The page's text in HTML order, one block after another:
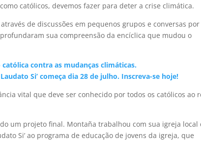
católicos, devemos fazer para deter a crise climática.
de discussões em pequenos grupos e conversas por
sua compreensão da encíclica que mudou o
contra as mudanças climáticas.
Si’ começa dia 28 de julho. Inscreva-se hoje!
vital que deve ser conhecido por todos os católicos ao
um projeto final. Montaña trabalhou com sua igreja local
Si’ ao programa de educação de jovens da igreja, que